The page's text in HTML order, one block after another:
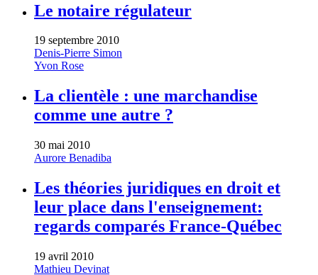
Le notaire régulateur
19 septembre 2010
Denis-Pierre Simon
Yvon Rose
La clientèle : une marchandise
comme une autre ?
30 mai 2010
Aurore Benadiba
Les théories juridiques en droit et
leur place dans l'enseignement:
regards comparés France-Québec
19 avril 2010
Mathieu Devinat